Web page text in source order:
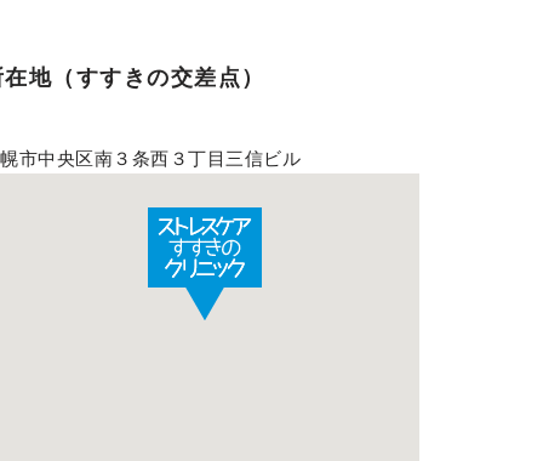
地（すすきの交差点）
市中央区南３条西３丁目三信ビル